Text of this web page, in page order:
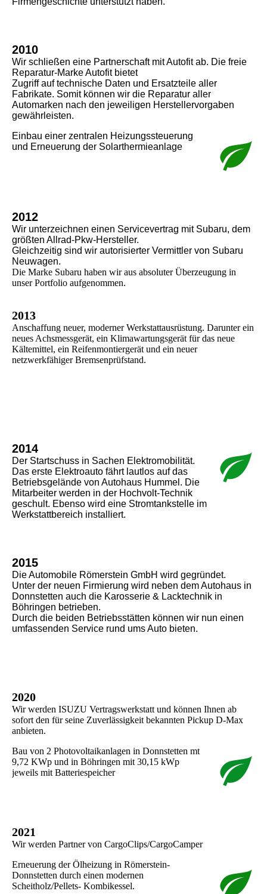
2010
Wir schließen eine Partnerschaft mit Autofit ab. Die freie
Reparatur-Marke Autofit bietet
Zugriff auf technische Daten und Ersatzteile aller
Fabrikate. Somit können wir die Reparatur aller
Automarken nach den jeweiligen Herstellervorgaben
gewährleisten.
Einbau einer zentralen Heizungssteuerung
und Erneuerung der Solarthermieanlage
2012
Wir unterzeichnen einen Servicevertrag mit Subaru, dem
größten Allrad-Pkw-Hersteller.
Gleichzeitig sind wir autorisierter Vermittler von Subaru
Neuwagen.
Die Marke Subaru haben wir aus absoluter Überzeugung in
unser Portfolio aufgenommen.
2013
Anschaffung neuer, moderner Werkstattausrüstung. Darunter ein
neues Achsmessgerät, ein Klimawartungsgerät für das neue
Kältemittel, ein Reifenmontiergerät und ein neuer
netzwerkfähiger Bremsenprüfstand.
2014
Der Startschuss in Sachen Elektromobilität.
Das erste Elektroauto fährt lautlos auf das
Betriebsgelände von Autohaus Hummel. Die
Mitarbeiter werden in der Hochvolt-Technik
geschult. Ebenso wird eine Stromtankstelle im
Werkstattbereich installiert.
2015
Die Automobile Römerstein GmbH wird gegründet.
Unter der neuen Firmierung wird neben dem Autohaus in
Donnstetten auch die Karosserie & Lacktechnik in
Böhringen betrieben.
Durch die beiden Betriebsstätten können wir nun einen
umfassenden Service rund ums Auto bieten.
2020
Wir werden ISUZU Vertragswerkstatt und können Ihnen ab
sofort den für seine Zuverlässigkeit bekannten Pickup D-Max
anbieten.
Bau von 2 Photovoltaikanlagen in Donnstetten mt
9,72 KWp und in Böhringen mit 30,15 kWp
jeweils mit Batteriespeicher
2021
Wir werden Partner von CargoClips/CargoCamper
Erneuerung der Ölheizung in Römerstein-
Donnstetten durch einen modernen
Scheitholz/Pellets- Kombikessel.